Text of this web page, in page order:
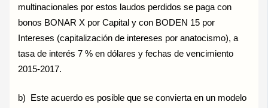
multinacionales por estos laudos perdidos se paga con
bonos BONAR X por Capital y con BODEN 15 por
Intereses (capitalización de intereses por anatocismo), a
tasa de interés 7 % en dólares y fechas de vencimiento
2015-2017.
b) Este acuerdo es posible que se convierta en un modelo